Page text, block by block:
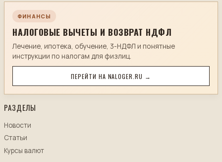
ФИНАНСЫ
НАЛОГОВЫЕ ВЫЧЕТЫ И ВОЗВРАТ НДФЛ
Лечение, ипотека, обучение, 3-НДФЛ и понятные
инструкции по налогам для физлиц.
ПЕРЕЙТИ НА NALOGER.RU →
РАЗДЕЛЫ
Новости
Статьи
Курсы валют